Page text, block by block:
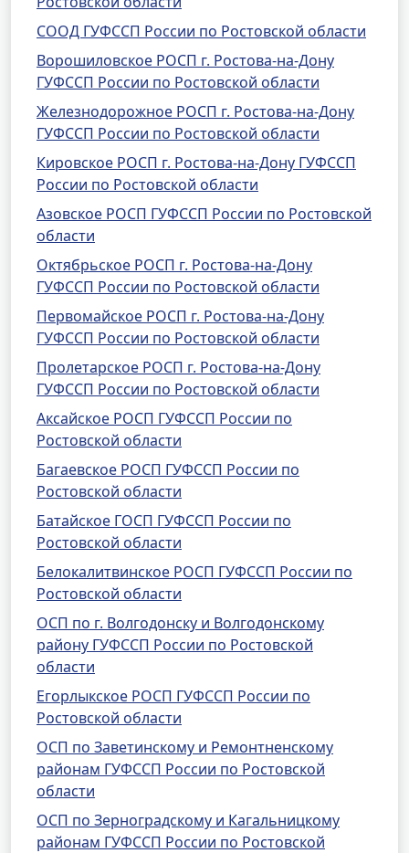
СООД ГУФССП России по Ростовской области
Ворошиловское РОСП г. Ростова-на-Дону
ГУФССП России по Ростовской области
Железнодорожное РОСП г. Ростова-на-Дону
ГУФССП России по Ростовской области
Кировское РОСП г. Ростова-на-Дону ГУФССП
России по Ростовской области
Азовское РОСП ГУФССП России по Ростовской
области
Октябрьское РОСП г. Ростова-на-Дону
ГУФССП России по Ростовской области
Первомайское РОСП г. Ростова-на-Дону
ГУФССП России по Ростовской области
Пролетарское РОСП г. Ростова-на-Дону
ГУФССП России по Ростовской области
Аксайское РОСП ГУФССП России по
Ростовской области
Багаевское РОСП ГУФССП России по
Ростовской области
Батайское ГОСП ГУФССП России по
Ростовской области
Белокалитвинское РОСП ГУФССП России по
Ростовской области
ОСП по г. Волгодонску и Волгодонскому
району ГУФССП России по Ростовской
области
Егорлыкское РОСП ГУФССП России по
Ростовской области
ОСП по Заветинскому и Ремонтненскому
районам ГУФССП России по Ростовской
области
ОСП по Зерноградскому и Кагальницкому
районам ГУФССП России по Ростовской